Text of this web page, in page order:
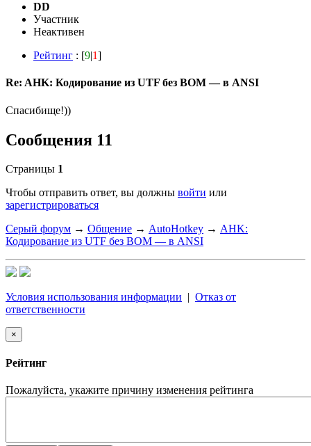
DD
Участник
Неактивен
Рейтинг : [9|1]
Re: AHK: Кодирование из UTF без BOM — в ANSI
Спасибище!))
Сообщения 11
Страницы 1
Чтобы отправить ответ, вы должны войти или
зарегистрироваться
Серый форум → Общение → AutoHotkey → AHK:
Кодирование из UTF без BOM — в ANSI
Условия использования информации | Отказ от
ответственности
×
Рейтинг
Пожалуйста, укажите причину изменения рейтинга